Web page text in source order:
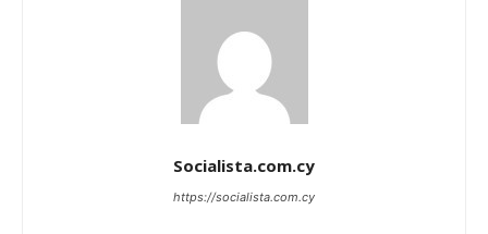
Socialista.com.cy
https://socialista.com.cy